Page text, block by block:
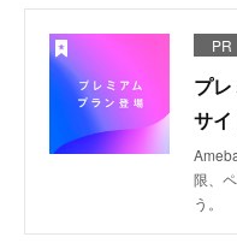
PR
プ
サイ
限、
う。